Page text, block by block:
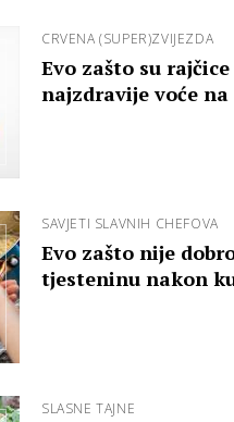
CRVENA (SUPER)ZVIJEZDA
Evo zašto su
najzdravije voće
SAVJETI SLAVNIH CHEFOVA
Evo zašto nije
tjesteninu nakon
SLASNE TAJNE